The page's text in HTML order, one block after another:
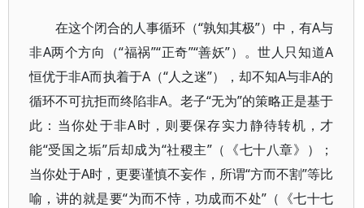
在这个闭合的人事循环（“孰知其极”）中，有A与
非A两个方向（“福祸”“正奇”“善妖”）。世人只知道A
恒优于非A而执着于A（“人之迷”），却不知A与非A的
循环不可抗拒而终陷非A。老子“无为”的策略正是基于
此：当你处于非A时，则要保存实力静待转机，才
能“受国之垢”后却成为“社稷主”（《七十八章》）；
当你处于A时，更要谨慎不妄作，所谓“方而不割”等比
喻，讲的就是要“为而不恃，功成而不处”（《七十七